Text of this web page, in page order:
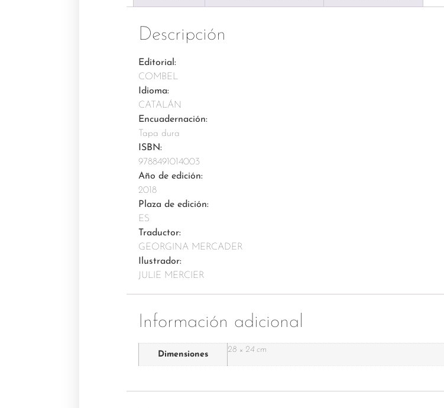
Descripción
Editorial:
COMBEL
Idioma:
CATALÁN
Encuadernación:
Tapa dura
ISBN:
9788491014003
Año de edición:
2018
Plaza de edición:
ES
Traductor:
GEORGINA MERCADER
Ilustrador:
JULIE MERCIER
Información adicional
Dimensiones
28 × 24 cm